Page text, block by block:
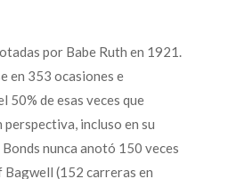
por Babe Ruth en 1921.
en 353 ocasiones e
50% de esas veces que
perspectiva, incluso en su
nunca anotó 150 veces
Bagwell (152 carreras en